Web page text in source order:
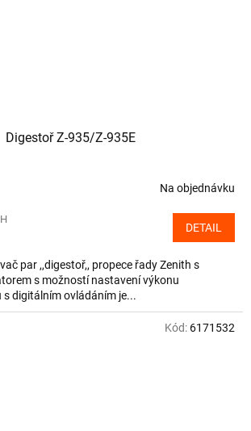
Digestoř Z-935/Z-935E
Na objednávku
DETAIL
par ,,digestoř,, propece řady Zenith s
s možností nastavení výkonu
s digitálním ovládáním je...
Kód: 6171532